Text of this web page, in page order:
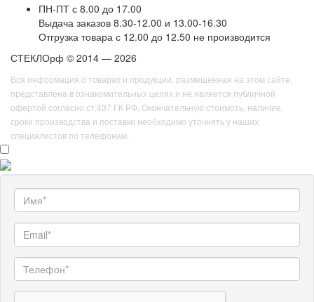
ПН-ПТ с 8.00 до 17.00
Выдача заказов 8.30-12.00 и 13.00-16.30
Отгрузка товара с 12.00 до 12.50 не производится
СТЕКЛОрф © 2014 — 2026
Вся информация о товарах и продукции, размещенная на этом сайте,
представлена в ознакомительных целях и не является публичной
офертой согласно ст.437 ГК РФ. Окончательную стоимоть, наличие,
сроки производства и поставки необходимо уточнять у наших
специалистов по телефонам.